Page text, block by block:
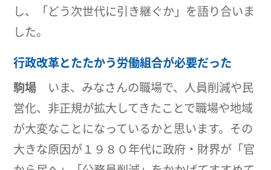
し、「どう次世代に引き継ぐか」を語り合いま
した。
行政改革とたたかう労働組合が必要だった
駒場 いま、みなさんの職場で、人員削減や民
営化、非正規が拡大してきたことで職場や地域
が大変なことになっているかと思います。その
大きな原因が１９８０年代に政府・財界が「官